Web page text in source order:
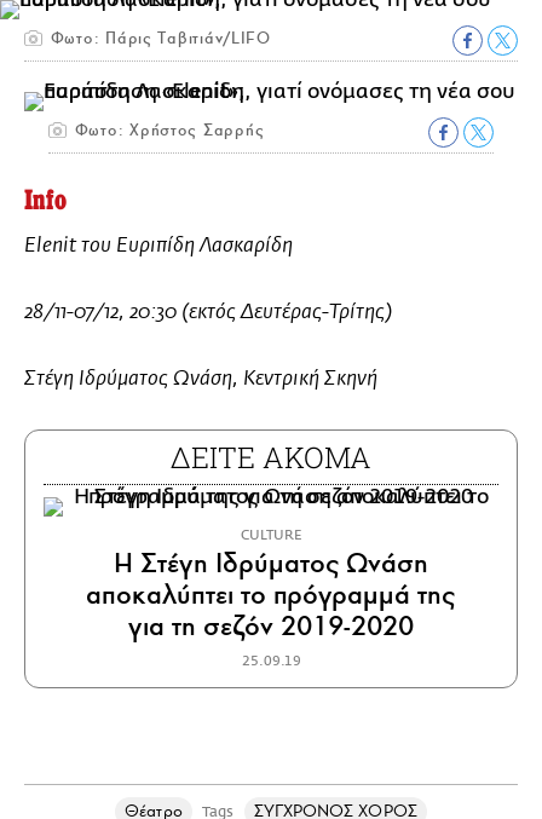
Φωτο: Πάρις Ταβιτιάν/LIFO
Φωτο: Χρήστος Σαρρής
Info
Elenit του Ευριπίδη Λασκαρίδη
28/11-07/12, 20:30 (εκτός Δευτέρας-Τρίτης)
Στέγη Ιδρύματος Ωνάση, Κεντρική Σκηνή
ΔΕΙΤΕ ΑΚΟΜΑ
CULTURE
Η Στέγη Ιδρύματος Ωνάση
αποκαλύπτει το πρόγραμμά της
για τη σεζόν 2019-2020
25.09.19
Θέατρο Tags
ΣΥΓΧΡΟΝΟΣ ΧΟΡΟΣ